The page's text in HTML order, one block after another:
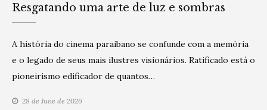
Resgatando uma arte de luz e sombras
A história do cinema paraibano se confunde com a memória
e o legado de seus mais ilustres visionários. Ratificado está o
pioneirismo edificador de quantos…
28 de June de 2026